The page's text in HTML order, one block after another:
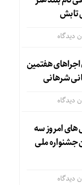
تابش
دیدگاه
هفتمین
شرهانی
دیدگاه
امروز سه
جشنواره ملی
دیدگاه